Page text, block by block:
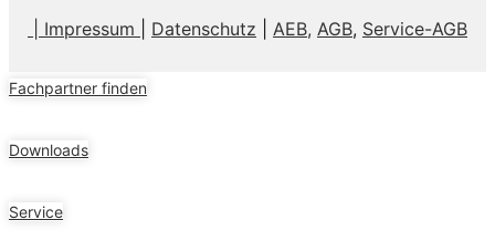
| Impressum Datenschutz AEB, AGB, Service-AGB
Fachpartner finden
Downloads
Service